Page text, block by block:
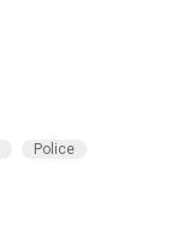
Police